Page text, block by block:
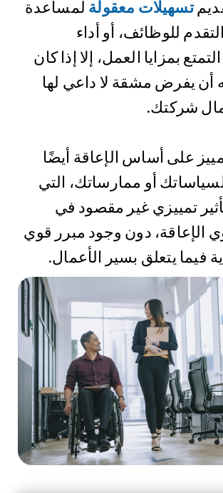
تسهيلات معقولة لمساعدة
للوظائف، أو أداء
بمزايا العمل، إلا إذا كان
أن يفرض مشقة لا داعي لها
شركتك.
على أساس الإعاقة أيضًا
أو ممارساتك، التي
تمييزي غير مقصود في
الإعاقة، دون وجود مبرر قوي
فيما يتعلق بسير الأعمال.